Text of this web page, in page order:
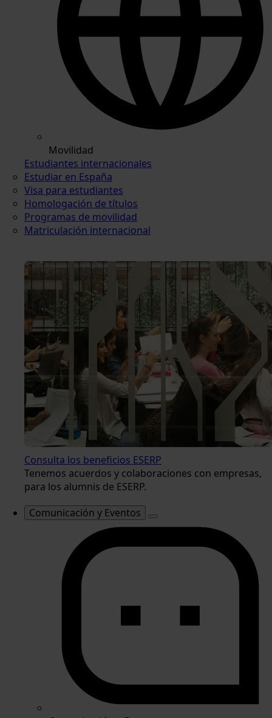
Movilidad
Estudiantes internacionales
Estudiar en España
Visa para estudiantes
Homologación de títulos
Programas de movilidad
Matriculación internacional
Consulta los beneficios ESERP
Tenemos acuerdos y colaboraciones con empresas,
para los alumnis de ESERP.
Comunicación y Eventos